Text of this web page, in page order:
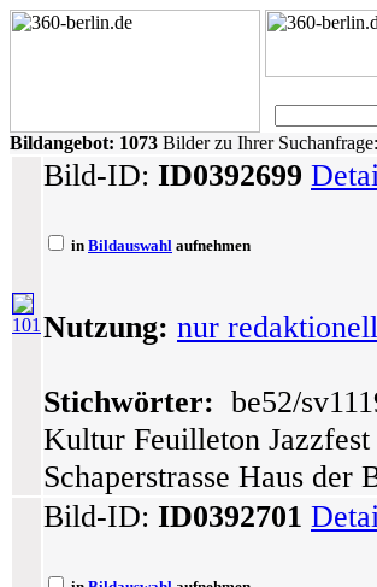
Bildangebot: 1073 Bilder zu Ihrer Suchanfrage:
101
Bild-ID: ID0392699
in Bildauswahl aufnehmen
Nutzung: nur redaktionell
Stichwörter: be52/
Kultur Feuilleton
Schaperstrasse Haus
Bild-ID: ID0392701